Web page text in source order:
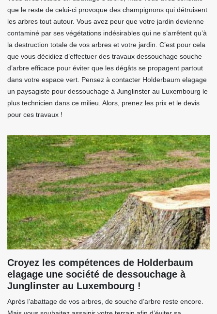
que le reste de celui-ci provoque des champignons qui détruisent
les arbres tout autour. Vous avez peur que votre jardin devienne
contaminé par ses végétations indésirables qui ne s’arrêtent qu’à
la destruction totale de vos arbres et votre jardin. C’est pour cela
que vous décidiez d’effectuer des travaux dessouchage souche
d’arbre efficace pour éviter que les dégâts se propagent partout
dans votre espace vert. Pensez à contacter Holderbaum elagage
un paysagiste pour dessouchage à Junglinster au Luxembourg le
plus technicien dans ce milieu. Alors, prenez les prix et le devis
pour ces travaux !
Croyez les compétences de Holderbaum
elagage une société de dessouchage à
Junglinster au Luxembourg !
Après l’abattage de vos arbres, de souche d’arbre reste encore.